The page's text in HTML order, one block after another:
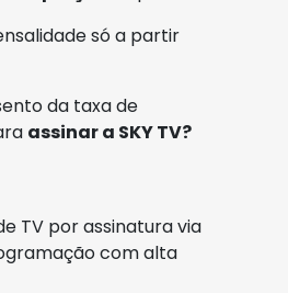
só a partir
da taxa de
assinar a SKY TV?
TV por assinatura via
com alta